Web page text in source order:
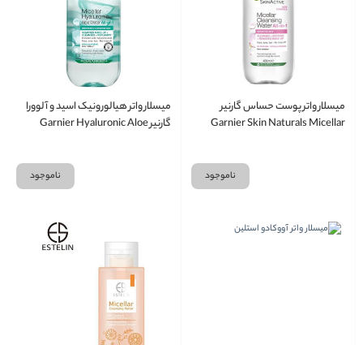
میسلار واتر پوست حساس گارنیر
Garnier Skin Naturals Micellar
ناموجود
میسلار واتر هیالورونیک اسید و آلوورا
گارنیر Garnier Hyaluronic Aloe
ناموجود